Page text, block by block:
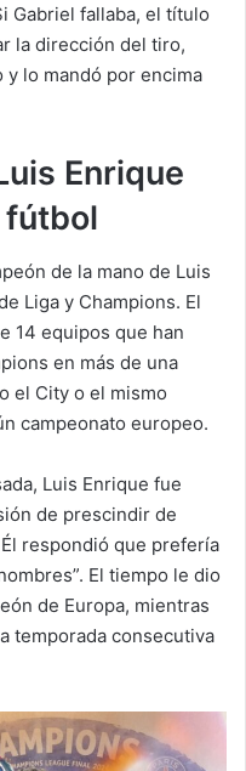
Gabriel fallaba, el título
la dirección del tiro,
y lo mandó por encima
Enrique
fútbol
de la mano de Luis
Liga y Champions. El
14 equipos que han
en más de una
el City o el mismo
campeonato europeo.
Luis Enrique fue
de prescindir de
respondió que prefería
El tiempo le dio
de Europa, mientras
temporada consecutiva